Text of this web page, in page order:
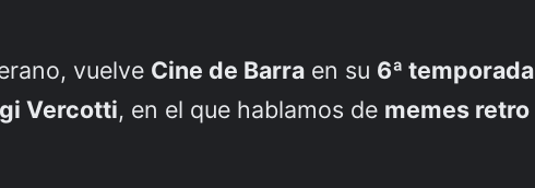
vuelve Cine de Barra en su 6ª temporada
Vercotti, en el que hablamos de memes retro